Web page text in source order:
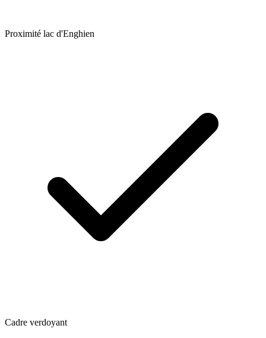
Proximité lac d'Enghien
Cadre verdoyant